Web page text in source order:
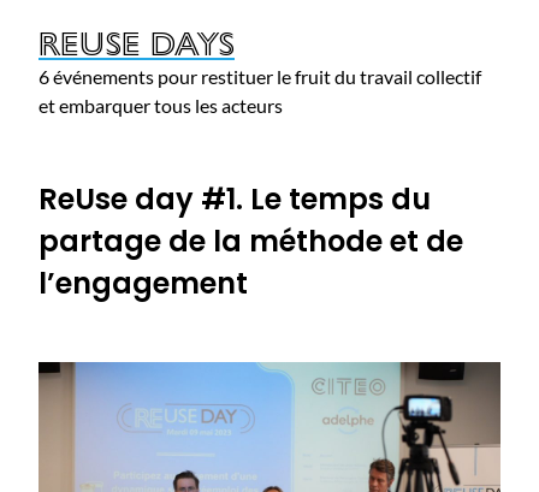
ReUse days
6 événements pour restituer le fruit du travail collectif
et embarquer tous les acteurs
ReUse day #1. Le temps du
partage de la méthode et de
l’engagement